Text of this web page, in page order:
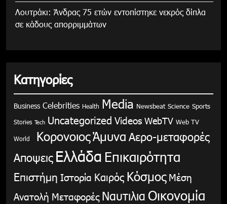
Λουτράκι: Άνδρας 75 ετών εντοπίστηκε νεκρός δίπλα
σε κάδους απορριμμάτων
Κατηγορίες
Business Celebrities Health Media Newsbeat Science Sports
Stories Tech Uncategorized Videos WebTV Web TV
World ΚορονοιοςΆμυνα Αερο-μεταφορές
Αποψεις Ελλάδα Επικαιρότητα
Επιστήμη Ιστορία Καιρός Κόσμος Μέση
Ανατολή Μεταφορές Ναυτιλια Οικονομία